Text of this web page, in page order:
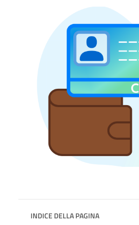
INDICE DELLA PAGINA